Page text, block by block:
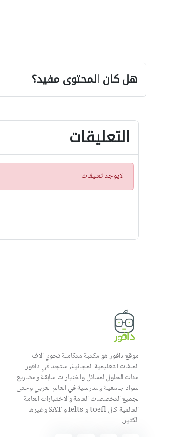
هل كان المحتوى مفيد؟
التعليقات
ت
ن
لايوجد تعليقات
موقع دافور هو مكتبة متكاملة تحوي الاف
الملفات التعليمية المجانية, ستجد في دافور
مئات الحلول لمسائل واختبارات سابقة ومشاريع
لمواد جامعية ومدرسية في العالم العربي وحتى
لجميع التخصصات العامة والاختبارات العامة
العالمية كال toefl و Ielts و SAT وغيرها
الكثير.